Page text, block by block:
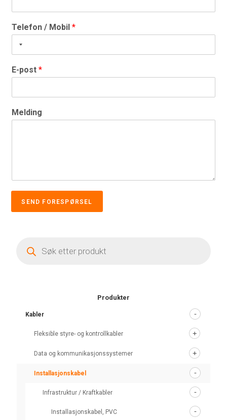
Telefon / Mobil*
E-post*
Melding
SEND FORESPØRSEL
search
Produkter
Kabler
Fleksible styre- og kontrollkabler
Data og kommunikasjonssystemer
Installasjonskabel
Infrastruktur / Kraftkabler
Installasjonskabel, PVC